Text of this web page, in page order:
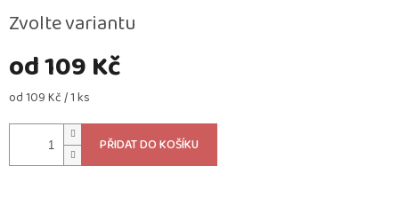
od109 Kč
Měrná
od 109 Kč / 1 ks
Zvolte variantu
PŘIDAT DO KOŠÍKU